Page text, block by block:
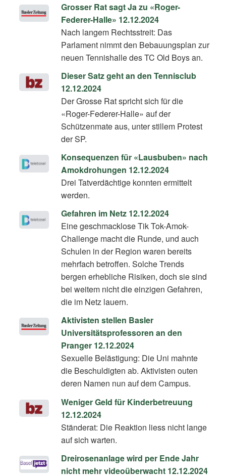
Grosser Rat sagt Ja zu «Roger-
Federer-Halle» 12.12.2024
Nach langem Rechtsstreit: Das
Parlament nimmt den Bebauungsplan zur
neuen Tennishalle des TC Old Boys an.
Dieser Satz geht an den Tennisclub
12.12.2024
Der Grosse Rat spricht sich für die
«Roger-Federer-Halle» auf der
Schützenmate aus, unter stillem Protest
der SP.
Konsequenzen für «Lausbuben» nach
Amokdrohungen 12.12.2024
Drei Tatverdächtige konnten ermittelt
werden.
Gefahren im Netz 12.12.2024
Eine geschmacklose Tik Tok-Amok-
Challenge macht die Runde, und auch
Schulen in der Region waren bereits
mehrfach betroffen. Solche Trends
bergen erhebliche Risiken, doch sie sind
bei weitem nicht die einzigen Gefahren,
die im Netz lauern.
Aktivisten stellen Basler
Universitätsprofessoren an den
Pranger 12.12.2024
Sexuelle Belästigung: Die Uni mahnte
die Beschuldigten ab. Aktivisten outen
deren Namen nun auf dem Campus.
Weniger Geld für Kinderbetreuung
12.12.2024
Ständerat: Die Reaktion liess nicht lange
auf sich warten.
Dreirosenanlage wird per Ende Jahr
nicht mehr videoüberwacht 12.12.2024